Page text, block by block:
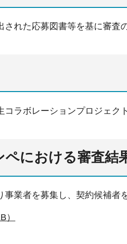
れた応募図書等を基に審査
ラボレーションプロジェク
ペにおける審査結
業者を募集し、契約候補者
）